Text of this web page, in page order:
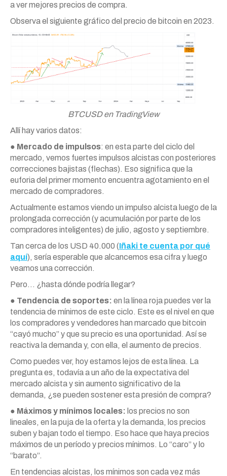
a ver mejores precios de compra.
Observa el siguiente gráfico del precio de bitcoin en 2023.
BTCUSD en TradingView
Allí hay varios datos:
● Mercado de impulsos: en esta parte del ciclo del
mercado, vemos fuertes impulsos alcistas con posteriores
correcciones bajistas (flechas). Eso significa que la
euforia del primer momento encuentra agotamiento en el
mercado de compradores.
Actualmente estamos viendo un impulso alcista luego de la
prolongada corrección (y acumulación por parte de los
compradores inteligentes) de julio, agosto y septiembre.
Tan cerca de los USD 40.000 (Iñaki te cuenta por qué
aquí), sería esperable que alcancemos esa cifra y luego
veamos una corrección.
Pero… ¿hasta dónde podría llegar?
● Tendencia de soportes: en la línea roja puedes ver la
tendencia de mínimos de este ciclo. Este es el nivel en que
los compradores y vendedores han marcado que bitcoin
“cayó mucho” y que su precio es una oportunidad. Así se
reactiva la demanda y, con ella, el aumento de precios.
Como puedes ver, hoy estamos lejos de esta línea. La
pregunta es, todavía a un año de la expectativa del
mercado alcista y sin aumento significativo de la
demanda, ¿se pueden sostener esta presión de compra?
● Máximos y mínimos locales: los precios no son
lineales, en la puja de la oferta y la demanda, los precios
suben y bajan todo el tiempo. Eso hace que haya precios
máximos de un período y precios mínimos. Lo “caro” y lo
“barato”.
En tendencias alcistas, los mínimos son cada vez más